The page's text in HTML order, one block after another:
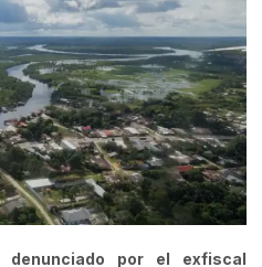
denunciado por el exfiscal